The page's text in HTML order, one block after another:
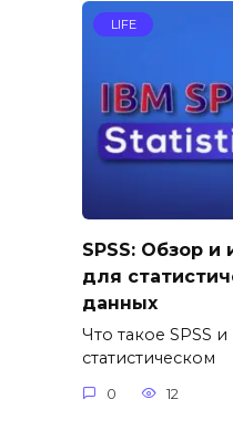
LIFE
SPSS: Обзор и
для
данных
Что такое SPSS
статистическом
0 12